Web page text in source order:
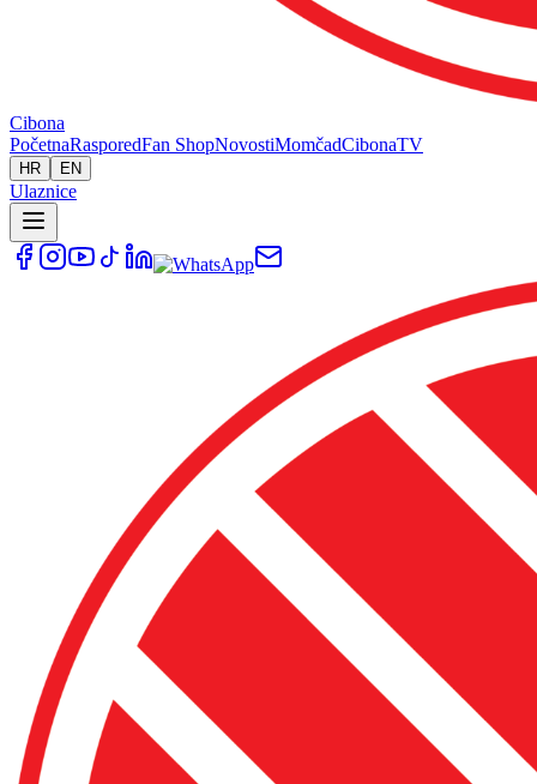
Cibona
PočetnaRasporedFan ShopNovostiMomčadCibonaTV
HR EN
Ulaznice